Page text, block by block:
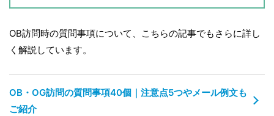
OB訪問時の質問事項について、こちらの記事でもさらに詳し
く解説しています。
OB・OG訪問の質問事項40個｜注意点5つやメール例文も
ご紹介